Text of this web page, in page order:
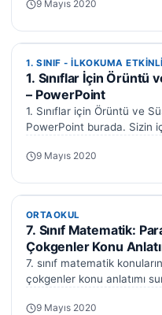
9 Mayıs 2020
1. SINIF - ILKOKUMA
1. SINIF - ILKOKUMA
1. Sınıflar İçin Örüntü
– PowerPoint
1. Sınıflar için Örüntü ve
PowerPoint burada. Sizin
9 Mayıs 2020
ORTAOKUL
ORTAOKUL
7. Sınıf Matematik:
Çokgenler Konu
7. sınıf matematik
çokgenler konu anlatımı
9 Mayıs 2020